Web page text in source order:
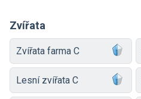
Zvířata
Zvířata farma C
Lesní zvířata C